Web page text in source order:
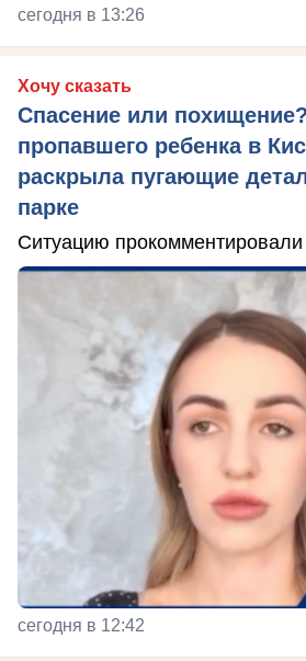
сегодня в 13:26
Хочу сказать
Спасение или
пропавшего ребенка в
раскрыла пугающие
парке
Ситуацию
сегодня в 12:42